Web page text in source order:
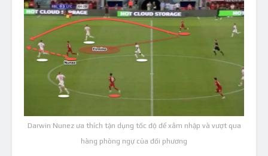
Darwin Nunez ưa thích tận dụng tốc độ để xâm nhập và vượt qua
hàng phòng ngự của đối phương